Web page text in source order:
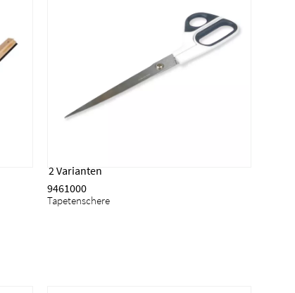
Tapetenschere
9461000
2 Varianten